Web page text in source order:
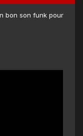
bon son funk pour